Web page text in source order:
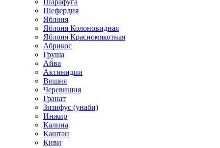
Шарафуга
Шефердия
Яблоня
Яблоня Колоновидная
Яблоня Красномякотная
Абрикос
Груша
Айва
Актинидии
Вишня
Черевишня
Гранат
Зизифус (унаби)
Инжир
Калина
Каштан
Киви